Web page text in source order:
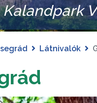
Látnivalók